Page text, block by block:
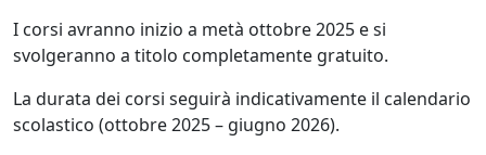
I corsi avranno inizio a metà ottobre 2025 esi
svolgeranno a titolo completamente gratuito.
La durata dei corsi seguirà indicativamente il calendario
scolastico (ottobre 2025 – giugno 2026).